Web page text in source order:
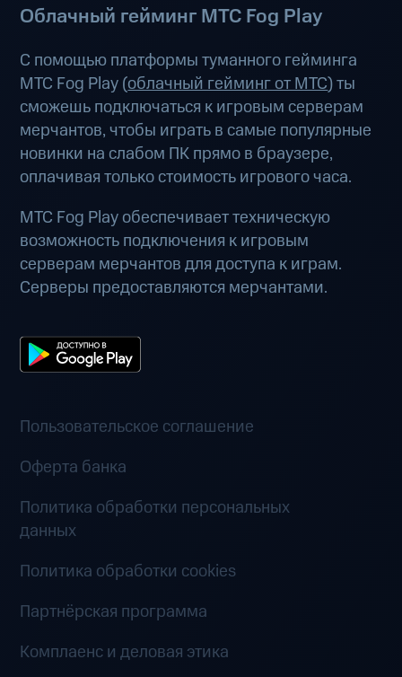
Облачный гейминг МТС Fog Play
С помощью платформы туманного гейминга
МТС Fog Play (облачный гейминг от МТС) ты
сможешь подключаться к игровым серверам
мерчантов, чтобы играть в самые популярные
новинки на слабом ПК прямо в браузере,
оплачивая только стоимость игрового часа.
МТС Fog Play обеспечивает техническую
возможность подключения к игровым
серверам мерчантов для доступа к играм.
Серверы предоставляются мерчантами.
Пользовательское соглашение
Оферта банка
Политика обработки персональных
данных
Политика обработки cookies
Партнёрская программа
Комплаенс и деловая этика